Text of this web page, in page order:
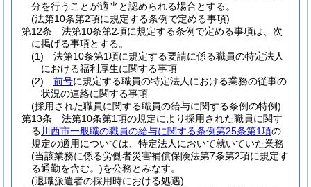
分を行うことが適当と認められる場合とする。
(法第10条第2項に規定する条例で定める事項)
第12条
法第10条第2項に規定する条例で定める事項は、次
に掲げる事項とする。
(1)
法第10条第1項に規定する要請に係る職員の特定法人
における福利厚生に関する事項
(2)
前号に規定する職員の特定法人における業務の従事の
状況の連絡に関する事項
(採用された職員に関する職員の給与に関する条例の特例)
第13条
法第10条第1項の規定により採用された職員に関す
る 川西市一般職の職員の給与に関する条例第25条第1項の
規定の適用については、特定法人において就いていた業務
(当該業務に係る労働者災害補償保険法第7条第2項に規定す
る通勤を含む。)を公務とみなす。
(退職派遣者の採用時における処遇)